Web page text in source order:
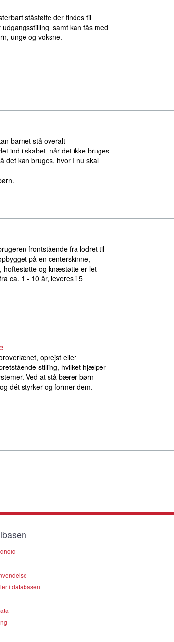
ståstøtte der findes til
samt kan fås med
unge og voksne.
barnet stå overalt
ind i skabet, når det ikke bruges.
det kan bruges, hvor I nu skal
frontstående fra lodret til
på en centerskinne,
hoftestøtte og knæstøtte er let
ca. 1 - 10 år, leveres i 5
oprejst eller
stilling, hvilket hjælper
Ved at stå bærer børn
dét styrker og former dem.
i databasen